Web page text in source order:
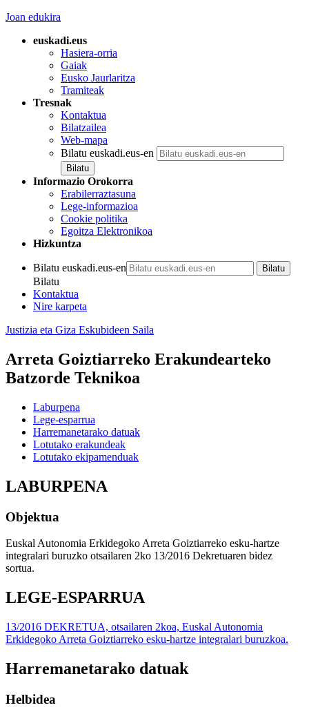
Joan edukira
euskadi.eus
Hasiera-orria
Gaiak
Eusko Jaurlaritza
Tramiteak
Tresnak
Kontaktua
Bilatzailea
Web-mapa
Bilatu euskadi.eus-en
Informazio Orokorra
Erabilerraztasuna
Lege-informazioa
Cookie politika
Egoitza Elektronikoa
Hizkuntza
Bilatu euskadi.eus-en
Bilatu
Kontaktua
Nire karpeta
Justizia eta Giza Eskubideen Saila
Arreta Goiztiarreko Erakundearteko
Batzorde Teknikoa
Laburpena
Lege-esparrua
Harremanetarako datuak
Lotutako erakundeak
Lotutako ekipamenduak
LABURPENA
Objektua
Euskal Autonomia Erkidegoko Arreta Goiztiarreko esku-hartze
integralari buruzko otsailaren 2ko 13/2016 Dekretuaren bidez
sortua.
LEGE-ESPARRUA
13/2016 DEKRETUA, otsailaren 2koa, Euskal Autonomia
Erkidegoko Arreta Goiztiarreko esku-hartze integralari buruzkoa.
Harremanetarako datuak
Helbidea